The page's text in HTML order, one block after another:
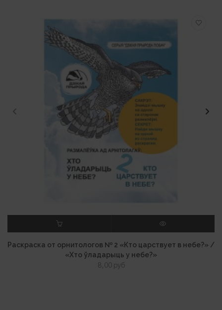
Раскраска от орнитологов № 2 «Кто царствует в небе?» /
«Хто ўладарыць у небе?»
8,00 руб